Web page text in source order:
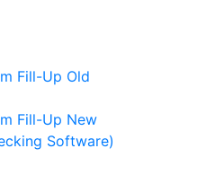
Fill-Up Old
Fill-Up New
Software)